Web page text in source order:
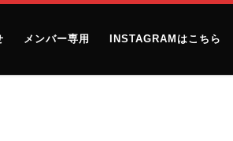
メンバー専用 INSTAGRAMはこちら